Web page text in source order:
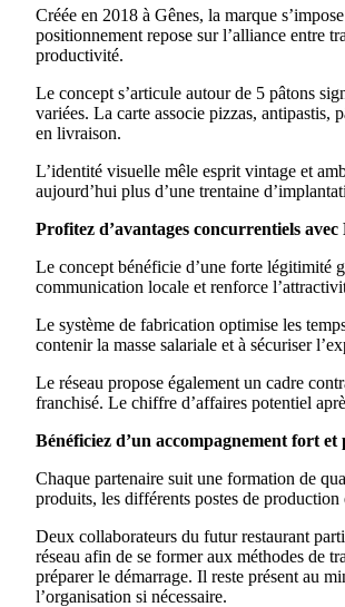
Créée en 2018 à Gênes, la marque
positionnement repose sur l’alliance entre
productivité.
Le concept s’articule autour de 5 pâtons
variées. La carte associe pizzas, antipastis,
en livraison.
L’identité visuelle mêle esprit vintage et
aujourd’hui plus d’une trentaine
Profitez d’avantages concurrentiels
Le concept bénéficie d’une forte légitimité
communication locale et renforce
Le système de fabrication optimise les
contenir la masse salariale et à sécuriser
Le réseau propose également un cadre
franchisé. Le chiffre d’affaires potentiel
Bénéficiez d’un accompagnement fort et
Chaque partenaire suit une formation de
produits, les différents postes de
Deux collaborateurs du futur restaurant
réseau afin de se former aux méthodes de
préparer le démarrage. Il reste présent au
l’organisation si nécessaire.